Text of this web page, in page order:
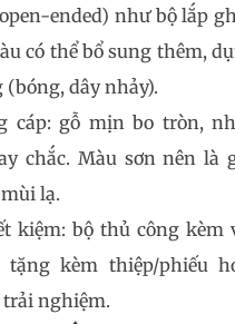
ended) như bộ lắp
có thể bổ sung thêm,
dây nhảy).
cáp: gỗ mịn bo tròn,
chắc. Màu sơn nên là
lạ.
kiệm: bộ thủ công kèm
kèm thiệp/phiếu
nghiệm.